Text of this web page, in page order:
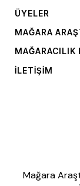
ÜYELER
MAĞARA
MAĞARACILIK
İLETIŞIM
Mağara